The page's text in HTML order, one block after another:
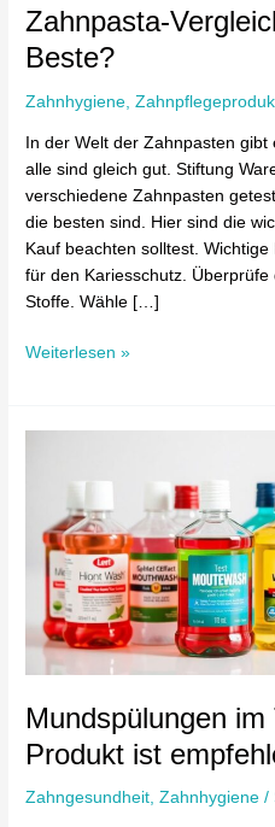
Zahnpasta-
Beste?
Zahnhygiene ,
In der Welt der Zahnpasten
alle sind gleich gut. Stiftung
verschiedene Zahnpasten
die besten sind. Hier sind die
Kauf beachten solltest.
für den Kariesschutz.
Stoffe. Wähle […]
Weiterlesen »
Mundspülungen
Produkt ist
Zahngesundheit,Zahnhygiene /
Welches
Produkt
empfehlenswert?